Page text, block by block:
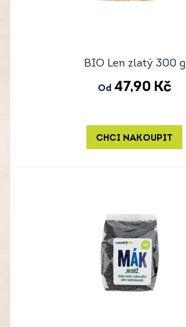
BIO Len zlatý 300 g
Od 47,90 Kč
CHCI NAKOUPIT